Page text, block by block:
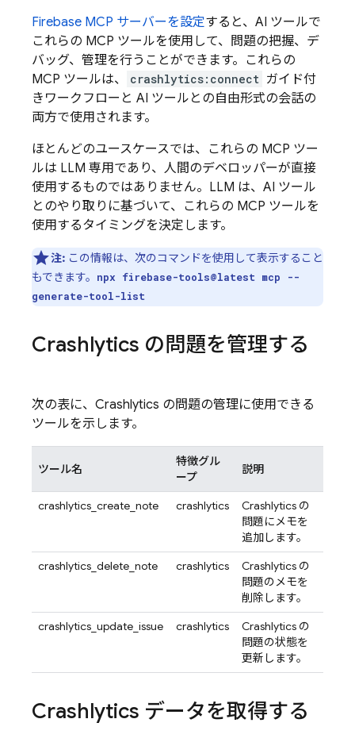
Firebase MCP サーバーを設定すると、AI ツールで
これらの MCP ツールを使用して、問題の把握、デ
バッグ、管理を行うことができます。これらの
MCP ツールは、
crashlytics:connect ガイド付
きワークフローと AI ツールとの自由形式の会話の
両方で使用されます。
ほとんどのユースケースでは、これらの MCP ツー
ルは LLM 専用であり、人間のデベロッパーが直接
使用するものではありません。LLM は、AI ツール
とのやり取りに基づいて、これらの MCP ツールを
使用するタイミングを決定します。
注: この情報は、次のコマンドを使用して表示すること
もできます。
npx firebase-tools@latest mcp --
generate-tool-list
Crashlytics の問題を管理する
次の表に、 Crashlytics の問題の管理に使用できる
ツールを示します。
ツール名
特徴グル
ープ
説明
crashlytics_create_note crashlytics
Crashlytics の
問題にメモを
追加します。
crashlytics_delete_note
crashlytics
Crashlytics の
問題のメモを
削除します。
crashlytics_update_issue
crashlytics
Crashlytics の
問題の状態を
更新します。
Crashlytics データを取得する